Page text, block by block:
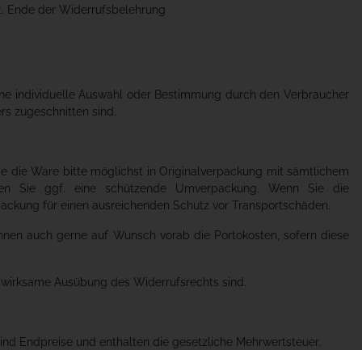
Ende der Widerrufsbelehrung
individuelle Auswahl oder Bestimmung durch den Verbraucher
zugeschnitten sind.
die Ware bitte möglichst in Originalverpackung mit sämtlichem
Sie ggf. eine schützende Umverpackung. Wenn Sie die
für einen ausreichenden Schutz vor Transportschäden.
auch gerne auf Wunsch vorab die Portokosten, sofern diese
Ausübung des Widerrufsrechts sind.
Endpreise und enthalten die gesetzliche Mehrwertsteuer.